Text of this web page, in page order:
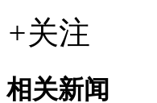
+关注
相关新闻